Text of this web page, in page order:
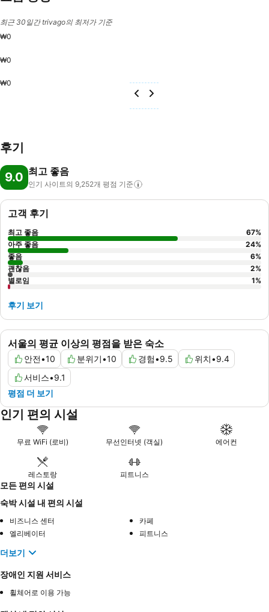
최근 30일간 trivago의 최저가 기준
₩0
₩0
₩0
후기
9.0 최고 좋음
인기 사이트의 9,252개 평점 기준
서울의 평균 이상의 평점을 받은 숙소
안전•10 분위기•10 경험•9.5 위치•9.4
서비스•9.1
평점 더 보기
고객 후기
최고 좋음 67%
아주 좋음
24%
좋음
6%
괜찮음
2%
별로임
1%
후기 보기
인기 편의 시설
무료 WiFi (로비) 무선인터넷 (객실) 에어컨
레스토랑 피트니스
모든 편의 시설
숙박 시설 내 편의 시설
비즈니스 센터
카페
엘리베이터
피트니스
더보기
장애인 지원 서비스
휠체어로 이용 가능